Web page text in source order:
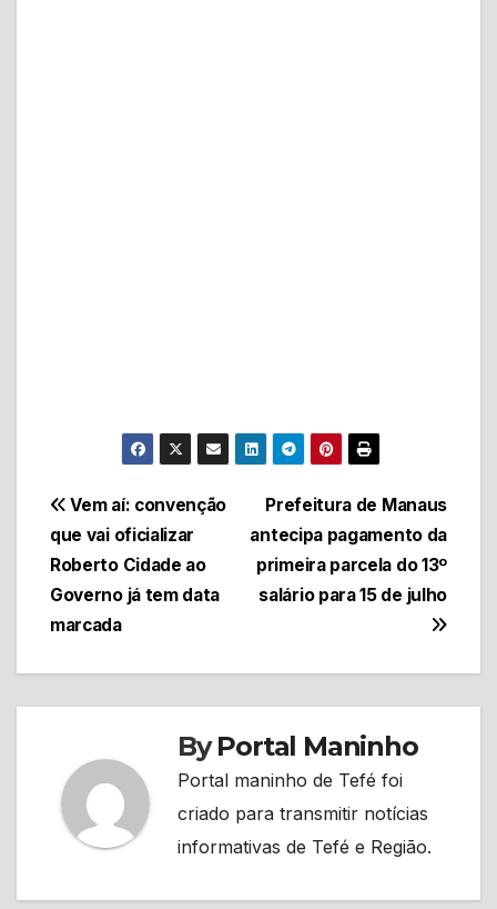
Navegação
de
Post
Prefeitura de Manaus
antecipa pagamento da
primeira parcela do 13º
salário para 15 de julho
Vem aí: convenção
que vai oficializar
Roberto Cidade ao
Governo já tem data
marcada
ByPortal Maninho
Portal maninho de Tefé foi
criado para transmitir notícias
informativas de Tefé e Região.